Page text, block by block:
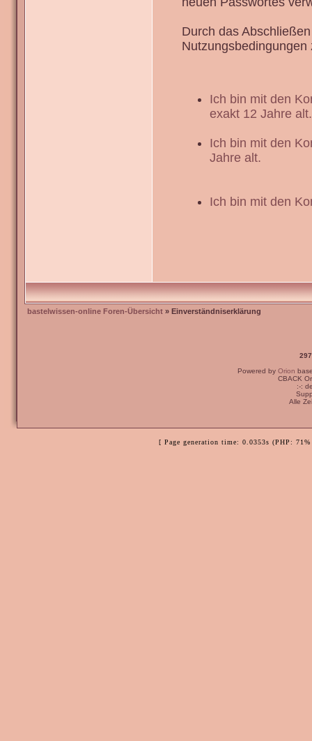
Durch das
Nutzungsbedingungen
Ich bin mit den
exakt 12 Jahre alt.
Ich bin mit den
Jahre alt.
Ich bin mit den
bastelwissen-online Foren-Übersicht » Einverständniserklärung
Powered by Orion
CBACK
:-:
Alle
[ Page generation time: 0.0353s (PHP: